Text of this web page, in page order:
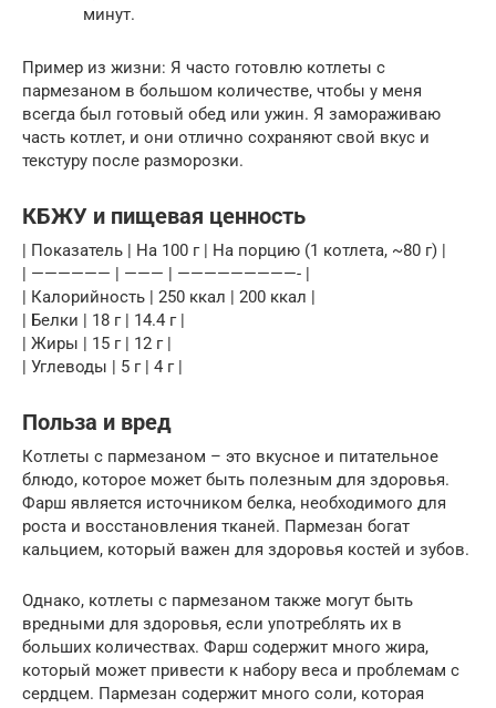
минут.
Пример из жизни: Я часто готовлю котлеты с
пармезаном в большом количестве, чтобы у меня
всегда был готовый обед или ужин. Я замораживаю
часть котлет, и они отлично сохраняют свой вкус и
текстуру после разморозки.
КБЖУ и пищевая ценность
| Показатель | На 100 г | На порцию (1 котлета, ~80 г) |
| —————— | ——— | —————————- |
| Калорийность | 250 ккал | 200 ккал |
| Белки | 18 г | 14.4 г |
| Жиры | 15 г | 12 г |
| Углеводы | 5 г | 4 г |
Польза и вред
Котлеты с пармезаном – это вкусное и питательное
блюдо, которое может быть полезным для здоровья.
Фарш является источником белка, необходимого для
роста и восстановления тканей. Пармезан богат
кальцием, который важен для здоровья костей и зубов.
Однако, котлеты с пармезаном также могут быть
вредными для здоровья, если употреблять их в
больших количествах. Фарш содержит много жира,
который может привести к набору веса и проблемам с
сердцем. Пармезан содержит много соли, которая